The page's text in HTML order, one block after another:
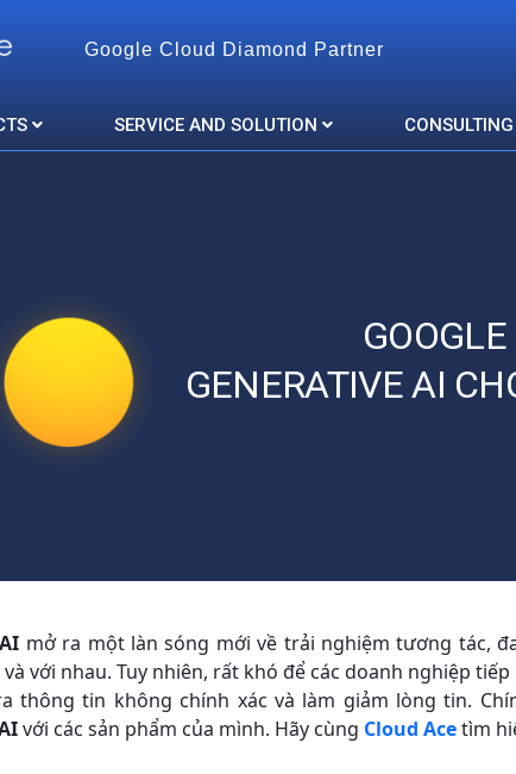
Google Cloud Diamond Partner
SERVICE AND SOLUTION CONSULTING
GENERATIVE AI
mở ra một làn sóng mới về trải nghiệm tương tác,
với nhau. Tuy nhiên, rất khó để các doanh nghiệp
thông tin không chính xác và làm giảm lòng tin.
với các sản phẩm của mình. Hãy cùng Cloud Acetìm